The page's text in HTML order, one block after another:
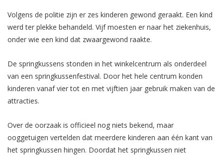
Volgens de politie zijn er zes kinderen gewond geraakt. Een kind
werd ter plekke behandeld. Vijf moesten er naar het ziekenhuis,
onder wie een kind dat zwaargewond raakte.
De springkussens stonden in het winkelcentrum als onderdeel
van een springkussenfestival. Door het hele centrum konden
kinderen vanaf vier tot en met vijftien jaar gebruik maken van de
attracties.
Over de oorzaak is officieel nog niets bekend, maar
ooggetuigen vertelden dat meerdere kinderen aan één kant van
het springkussen hingen. Doordat het springkussen niet